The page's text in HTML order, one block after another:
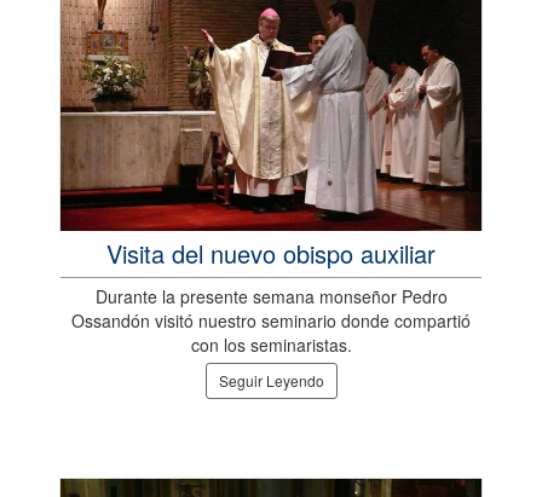
Visita del nuevo obispo auxiliar
Durante la presente semana monseñor Pedro
Ossandón visitó nuestro seminario donde compartió
con los seminaristas.
Seguir Leyendo